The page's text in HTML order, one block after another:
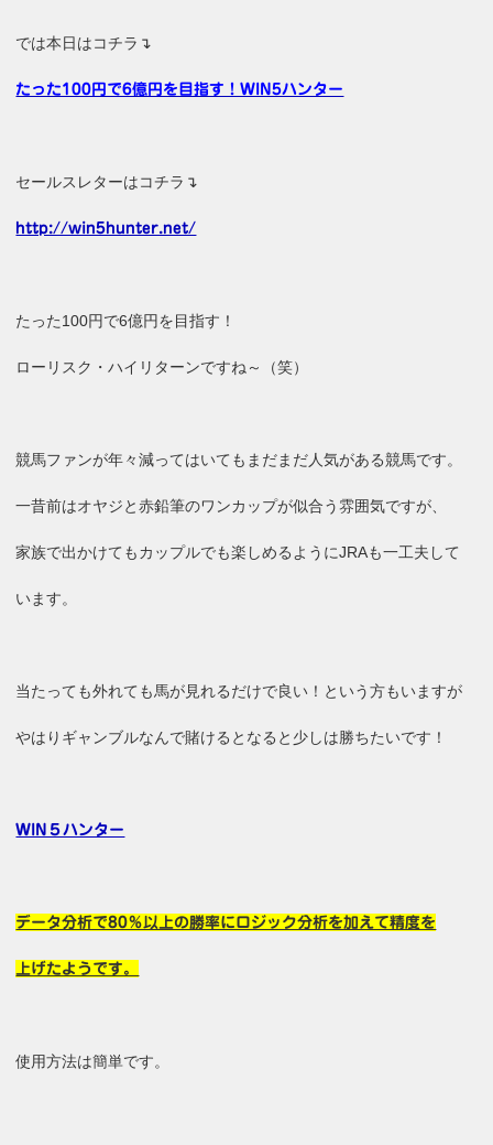
では本日はコチラ↴
たった100円で6億円を目指す！WIN5ハンター
セールスレターはコチラ↴
http://win5hunter.net/
たった100円で6億円を目指す！
ローリスク・ハイリターンですね～（笑）
競馬ファンが年々減ってはいてもまだまだ人気がある競馬です。
一昔前はオヤジと赤鉛筆のワンカップが似合う雰囲気ですが、
家族で出かけてもカップルでも楽しめるようにJRAも一工夫して
います。
当たっても外れても馬が見れるだけで良い！という方もいますが
やはりギャンブルなんで賭けるとなると少しは勝ちたいです！
WIN５ハンター
データ分析で80％以上の勝率にロジック分析を加えて精度を
上げたようです。
使用方法は簡単です。